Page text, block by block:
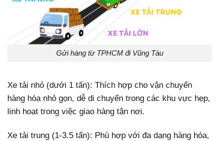
Gửi hàng từ TPHCM đi Vũng Tàu
Xe tải nhỏ (dưới 1 tấn): Thích hợp cho vận chuyển
hàng hóa nhỏ gọn, dễ di chuyển trong các khu vực hẹp,
linh hoạt trong việc giao hàng tận nơi.
Xe tải trung (1-3.5 tấn): Phù hợp với đa dạng hàng hóa,